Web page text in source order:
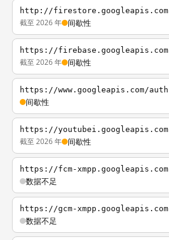
http://firestore.googleapis.com
截至 2026 年 间歇性
https://firebase.googleapis.com
截至 2026 年 间歇性
https://www.googleapis.com/auth
间歇性
https://youtubei.googleapis.com
截至 2026 年 间歇性
https://fcm-xmpp.googleapis.com
数据不足
https://gcm-xmpp.googleapis.com
数据不足